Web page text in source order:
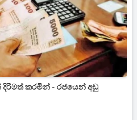
කරමින් - රජයෙන් අඩු